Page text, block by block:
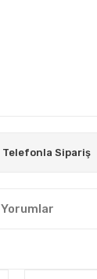
Telefonla Sipariş
Yorumlar